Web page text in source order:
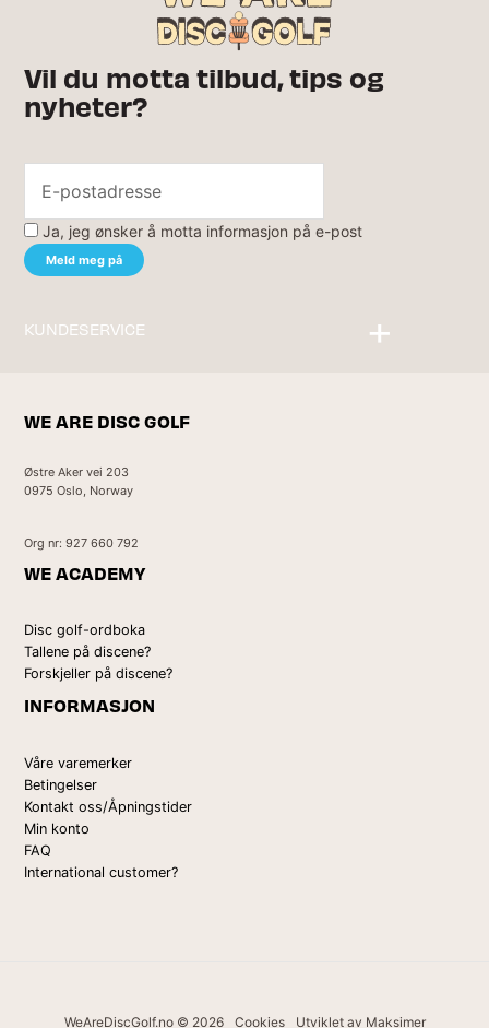
Vil du motta tilbud, tips og
nyheter?
Ja, jeg ønsker å motta informasjon på e-post
KUNDESERVICE
WE ARE DISC GOLF
Østre Aker vei 203
0975 Oslo, Norway
Org nr: 927 660 792
WE ACADEMY
Disc golf-ordboka
Tallene på discene?
Forskjeller på discene?
INFORMASJON
Våre varemerker
Betingelser
Kontakt oss/Åpningstider
Min konto
FAQ
International customer?
WeAreDiscGolf.no © 2026 Cookies Utviklet av Maksimer